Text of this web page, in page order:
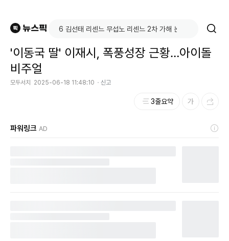
'이동국 딸' 이재시, 폭풍성장 근황…아이돌
비주얼
모두서치 2025-06-18 11:48:10 신고
3줄요약
파워링크 AD